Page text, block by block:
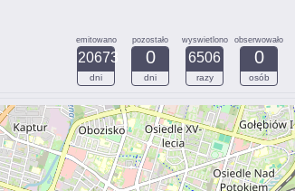
emitowano
20673
dni
pozostało
0
dni
wyswietlono
6506
razy
obserwowało
0
osób